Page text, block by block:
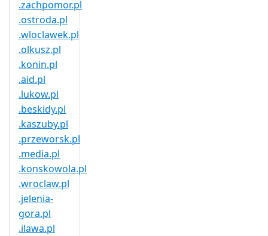
.zachpomor.pl
.ostroda.pl
.wloclawek.pl
.olkusz.pl
.konin.pl
.aid.pl
.lukow.pl
.beskidy.pl
.kaszuby.pl
.przeworsk.pl
.media.pl
.konskowola.pl
.wroclaw.pl
.jelenia-
gora.pl
.ilawa.pl